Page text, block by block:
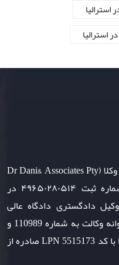
موسسه حقوقی-مهاجرتی دکتر دانی و وکلا (Dr Dani& Associates Pty
Ltd)زیر نظر دکتر مجتبی دانی با شماره ثبت ۴۹۶۵۰۲۸۰۵۱۴ در
دادگستری دادگاه عالی
استرالیا و دیوان عالی کویینزلند با پروانه وکالت به شماره 110989 و
همچنین وکیل رسمی مهاجرت استرالیا با کد LPN 5515173 صادره از